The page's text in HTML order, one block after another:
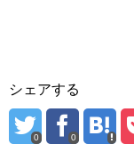
シェアする
0 0